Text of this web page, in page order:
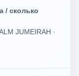
/ сколько
JUMEIRAH ·